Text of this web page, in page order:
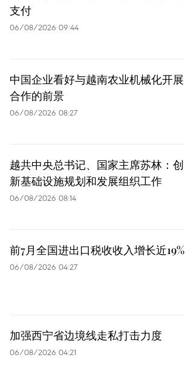
支付
06/08/2026 09:44
中国企业看好与越南农业机械化开展
合作的前景
06/08/2026 08:27
越共中央总书记、国家主席苏林：创
新基础设施规划和发展组织工作
06/08/2026 08:14
前7月全国进出口税收收入增长近19%
06/08/2026 04:27
加强西宁省边境线走私打击力度
06/08/2026 04:21